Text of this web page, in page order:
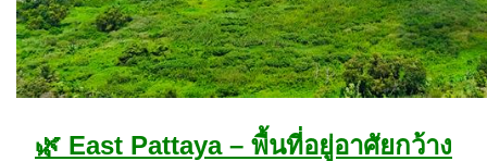
🌿 East Pattaya – พื้นที่อยู่อาศัยกว้าง